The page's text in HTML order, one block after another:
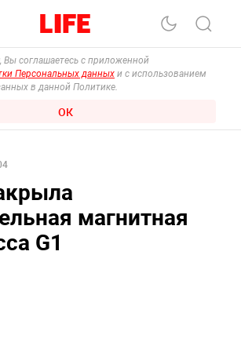
Вы соглашаетесь с приложенной
Персональных данных и с использованием
в данной Политике.
ОК
магнитная
G1